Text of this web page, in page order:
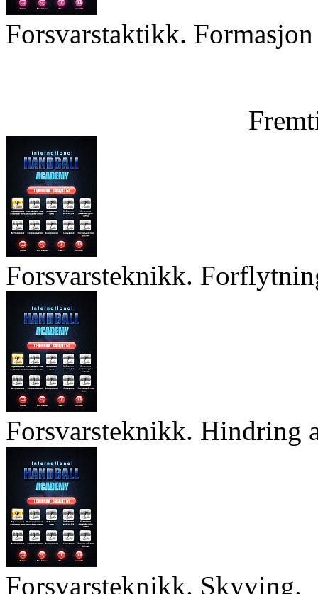
Forsvarstaktikk.
Forsvarsteknikk.
Forsvarsteknikk. Hindring
Forsvarsteknikk. Skyving.